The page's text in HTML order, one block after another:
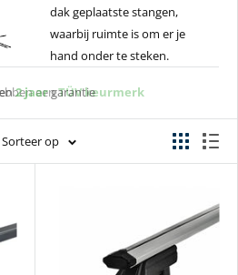
dak geplaatste stangen,
waarbij ruimte is om er je
hand onder te steken.
eenTÜV keurmerk
2 jaargarantie
Sorteer op